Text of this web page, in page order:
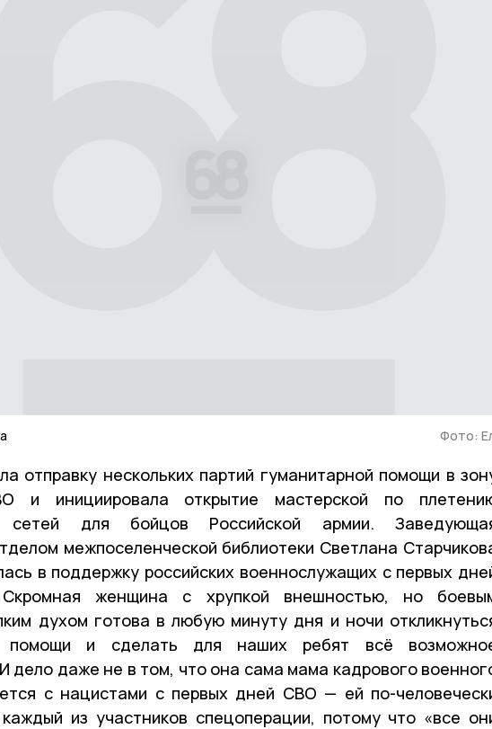
Фото:
отправку нескольких партий гуманитарной помощи в
и инициировала открытие мастерской по
сетей для бойцов Российской армии.
межпоселенческой библиотеки Светлана
в поддержку российских военнослужащих с первых
Скромная женщина с хрупкой внешностью, но
духом готова в любую минуту дня и ночи
и сделать для наших ребят всё
дело даже не в том, что она сама мама кадрового
с нацистами с первых дней СВО — ей по-
из участников спецоперации, потому что «все